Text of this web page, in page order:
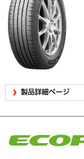
製品詳細ページ